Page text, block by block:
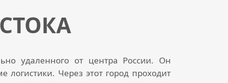
удаленного от центра России. Он
Через этот город проходит